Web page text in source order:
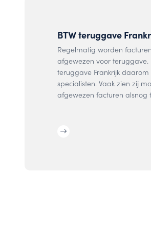
BTW teruggave
Regelmatig worden
afgewezen voor teruggave.
teruggave Frankrijk
specialisten. Vaak zien zij
afgewezen facturen alsnog